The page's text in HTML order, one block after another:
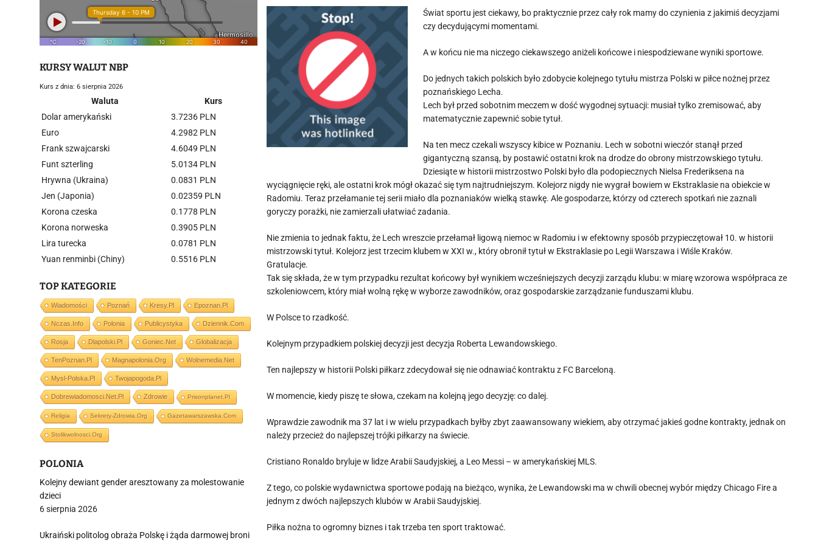
Świat sportu jest ciekawy, bo praktycznie przez cały rok mamy do czynienia z jakimiś decyzjami
czy decydującymi momentami.
A w końcu nie ma niczego ciekawszego aniżeli końcowe i niespodziewane wyniki sportowe.
Do jednych takich polskich było zdobycie kolejnego tytułu mistrza Polski w piłce nożnej przez
poznańskiego Lecha.
Lech był przed sobotnim meczem w dość wygodnej sytuacji: musiał tylko zremisować, aby
matematycznie zapewnić sobie tytuł.
Na ten mecz czekali wszyscy kibice w Poznaniu. Lech w sobotni wieczór stanął przed
gigantyczną szansą, by postawić ostatni krok na drodze do obrony mistrzowskiego tytułu.
Dziesiąte w historii mistrzostwo Polski było dla podopiecznych Nielsa Frederiksena na
wyciągnięcie ręki, ale ostatni krok mógł okazać się tym najtrudniejszym. Kolejorz nigdy nie wygrał bowiem w Ekstraklasie na obiekcie w
Radomiu. Teraz przełamanie tej serii miało dla poznaniaków wielką stawkę. Ale gospodarze, którzy od czterech spotkań nie zaznali
goryczy porażki, nie zamierzali ułatwiać zadania.
Nie zmienia to jednak faktu, że Lech wreszcie przełamał ligową niemoc w Radomiu i w efektowny sposób przypieczętował 10. w historii
mistrzowski tytuł. Kolejorz jest trzecim klubem w XXI w., który obronił tytuł w Ekstraklasie po Legii Warszawa i Wiśle Kraków.
Gratulacje.
Tak się składa, że w tym przypadku rezultat końcowy był wynikiem wcześniejszych decyzji zarządu klubu: w miarę wzorowa współpraca ze
szkoleniowcem, który miał wolną rękę w wyborze zawodników, oraz gospodarskie zarządzanie funduszami klubu.
W Polsce to rzadkość.
Kolejnym przypadkiem polskiej decyzji jest decyzja Roberta Lewandowskiego.
Ten najlepszy w historii Polski piłkarz zdecydował się nie odnawiać kontraktu z FC Barceloną.
W momencie, kiedy piszę te słowa, czekam na kolejną jego decyzję: co dalej.
Wprawdzie zawodnik ma 37 lat i w wielu przypadkach byłby zbyt zaawansowany wiekiem, aby otrzymać jakieś godne kontrakty, jednak on
należy przecież do najlepszej trójki piłkarzy na świecie.
Cristiano Ronaldo bryluje w lidze Arabii Saudyjskiej, a Leo Messi – w amerykańskiej MLS.
Z tego, co polskie wydawnictwa sportowe podają na bieżąco, wynika, że Lewandowski ma w chwili obecnej wybór między Chicago Fire a
jednym z dwóch najlepszych klubów w Arabii Saudyjskiej.
Piłka nożna to ogromny biznes i tak trzeba ten sport traktować.
KURSY WALUT NBP
Kurs z dnia: 6 sierpnia 2026
Waluta
Kurs
Dolar amerykański
3.7236 PLN
Euro
4.2982 PLN
Frank szwajcarski
4.6049 PLN
Funt szterling
5.0134 PLN
Hrywna (Ukraina)
0.0831 PLN
Jen (Japonia)
0.02359 PLN
Korona czeska
0.1778 PLN
Korona norweska
0.3905 PLN
Lira turecka
0.0781 PLN
Yuan renminbi (Chiny)
0.5516 PLN
TOP KATEGORIE
Wiadomości Poznań Kresy.pl Epoznan.pl
Nczas.info Polonia Publicystyka Dziennik.com
Rosja Dlapolski.pl Goniec.net Globalizacja
TenPoznan.pl Magnapolonia.org Wolnemedia.net
Mysl-Polska.pl Twojapogoda.pl
Dobrewiadomosci.net.pl Zdrowie Prisonplanet.pl
Religia Sekrety-Zdrowia.org Gazetawarszawska.com
Stolikwolnosci.org
POLONIA
Kolejny dewiant gender aresztowany za molestowanie
dzieci
6 sierpnia 2026
Ukraiński politolog obraża Polskę i żąda darmowej broni